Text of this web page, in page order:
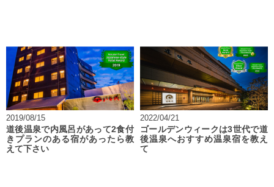
2019/08/15
道後温泉で内風呂があって2食付
きプランのある宿があったら教
えて下さい
2022/04/21
ゴールデンウィークは3世代で道
後温泉へおすすめ温泉宿を教え
て